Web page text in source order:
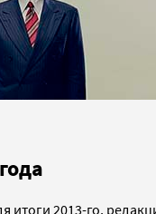
итоги 2013-го,